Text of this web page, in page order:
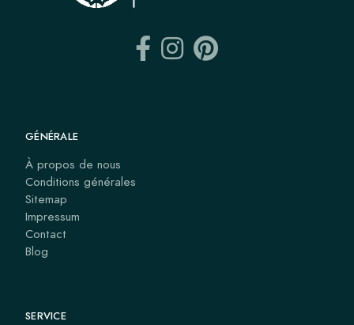
GÉNÉRALE
À propos de nous
Conditions générales
Sitemap
Impressum
Contact
Blog
SERVICE